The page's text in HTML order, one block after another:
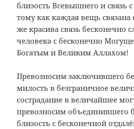
близость Всевышнего и связь
тому как каждая вещь
же красива связь бесконечно
человека с бесконечно
Богатым и Великим Аллахом!
Превозносим заключившего
милость в безграничное
сострадание в величайшее
превозносим объединившего
близость с бесконечной